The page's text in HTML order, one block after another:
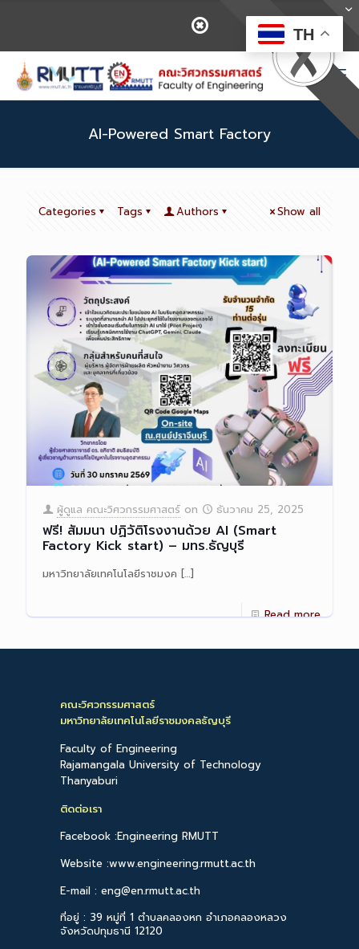
AI-Powered Smart Factory
Categories Tags Authors Show all
ผู้ดูแล คณะวิศวกรรมศาสตร์ on ธันวาคม 25, 2025
ฟรี! สัมมนา ปฏิวัติโรงงานด้วย AI (Smart
Factory Kick start) – มทร.ธัญบุรี
มหาวิทยาลัยเทคโนโลยีราชมงค […]
Read more
คณะวิศวกรรมศาสตร์
มหาวิทยาลัยเทคโนโลยีราชมงคลธัญบุรี
Faculty of Engineering
Rajamangala University of Technology
Thanyaburi
ติดต่อเรา
Facebook :Engineering RMUTT
Website :www.engineering.rmutt.ac.th
E-mail : eng@en.rmutt.ac.th
ที่อยู่ : 39 หมู่ที่ 1 ตำบลคลองหก อำเภอคลองหลวง
จังหวัดปทุมธานี 12120
TH